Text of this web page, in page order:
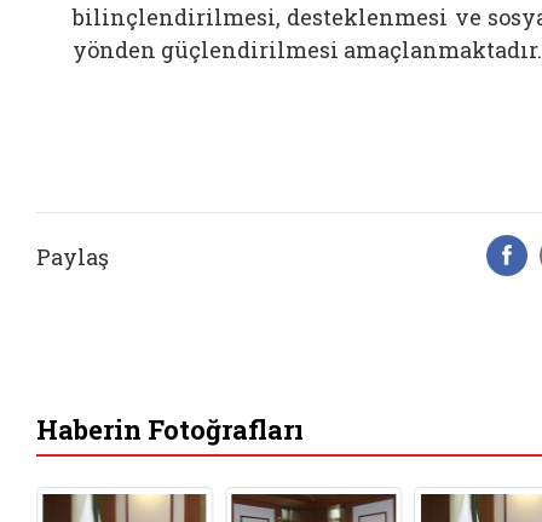
bilinçlendirilmesi, desteklenmesi ve
yönden güçlendirilmesi amaçlanmaktadır.
Paylaş
Haberin Fotoğrafları